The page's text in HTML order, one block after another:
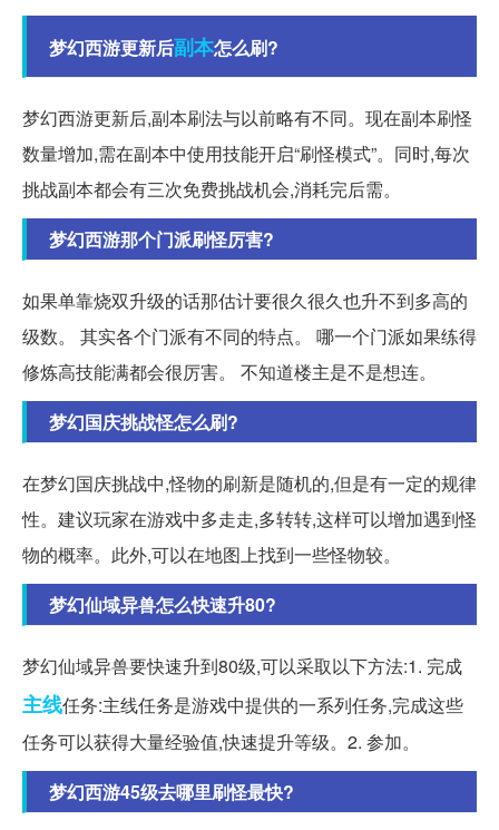
梦幻西游更新后副本怎么刷?
梦幻西游更新后,副本刷法与以前略有不同。现在副本刷怪
数量增加,需在副本中使用技能开启“刷怪模式”。同时,每次
挑战副本都会有三次免费挑战机会,消耗完后需。
梦幻西游那个门派刷怪厉害?
如果单靠烧双升级的话那估计要很久很久也升不到多高的
级数。 其实各个门派有不同的特点。 哪一个门派如果练得
修炼高技能满都会很厉害。 不知道楼主是不是想连。
梦幻国庆挑战怪怎么刷?
在梦幻国庆挑战中,怪物的刷新是随机的,但是有一定的规律
性。建议玩家在游戏中多走走,多转转,这样可以增加遇到怪
物的概率。此外,可以在地图上找到一些怪物较。
梦幻仙域异兽怎么快速升80?
梦幻仙域异兽要快速升到80级,可以采取以下方法:1. 完成
主线任务:主线任务是游戏中提供的一系列任务,完成这些
任务可以获得大量经验值,快速提升等级。2. 参加。
梦幻西游45级去哪里刷怪最快?